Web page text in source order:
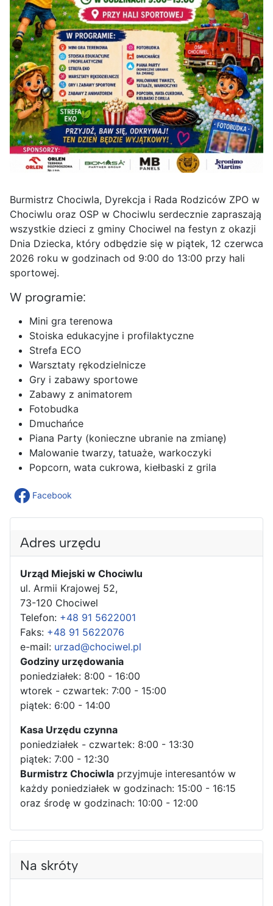
Burmistrz Chociwla, Dyrekcja i Rada Rodziców ZPO w
Chociwlu oraz OSP w Chociwlu serdecznie zapraszają
wszystkie dzieci z gminy Chociwel na festyn z okazji
Dnia Dziecka, który odbędzie się w piątek, 12 czerwca
2026 roku w godzinach od 9:00 do 13:00 przy hali
sportowej.
W programie:
Mini gra terenowa
Stoiska edukacyjne i profilaktyczne
Strefa ECO
Warsztaty rękodzielnicze
Gry i zabawy sportowe
Zabawy z animatorem
Fotobudka
Dmuchańce
Piana Party (konieczne ubranie na zmianę)
Malowanie twarzy, tatuaże, warkoczyki
Popcorn, wata cukrowa, kiełbaski z grila
Facebook
Adres urzędu
Urząd Miejski w Chociwlu
ul. Armii Krajowej 52,
73-120 Chociwel
Telefon: +48 91 5622001
Faks: +48 91 5622076
e-mail: urzad@chociwel.pl
Godziny urzędowania
poniedziałek: 8:00 - 16:00
wtorek - czwartek: 7:00 - 15:00
piątek: 6:00 - 14:00
Kasa Urzędu czynna
poniedziałek - czwartek: 8:00 - 13:30
piątek: 7:00 - 12:30
Burmistrz Chociwla przyjmuje interesantów w
każdy poniedziałek w godzinach: 15:00 - 16:15
oraz środę w godzinach: 10:00 - 12:00
Na skróty